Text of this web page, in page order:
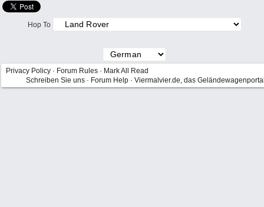
Hop To
Privacy Policy · Forum Rules · Mark All Read
Schreiben Sie uns · Forum Help · Viermalvier.de, das